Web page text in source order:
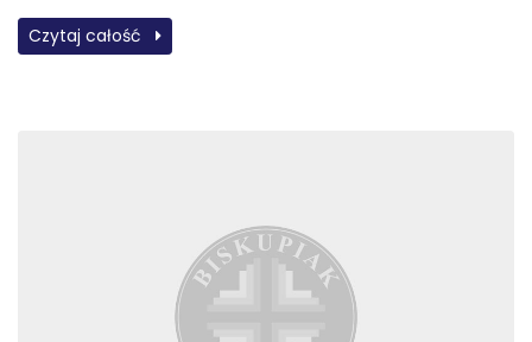
Czytaj całość